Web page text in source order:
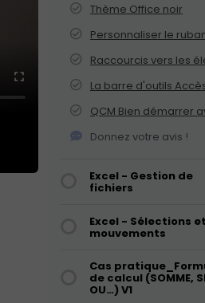
Thème Office noir
Personnaliser le
La barre d'outils
QCM Bien démarrer
Donnez votre avis !
Excel - Gestion de
fichiers
Excel - Sélections et
mouvements
Cas
de calcul (SOMME,
OU…) V1